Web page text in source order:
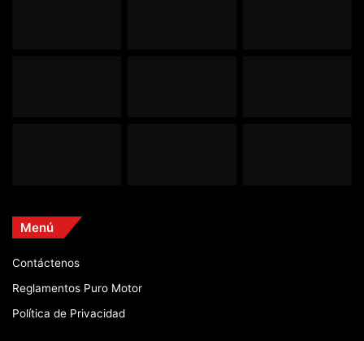
Menú
Contáctenos
Reglamentos Puro Motor
Política de Privacidad